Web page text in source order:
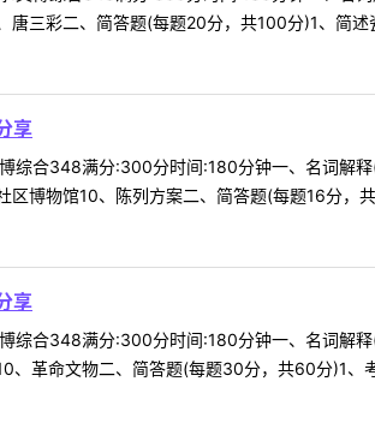
三彩二、简答题(每题20分，共100分)1、简述
享
综合348满分:300分时间:180分钟一、名词解
博物馆10、陈列方案二、简答题(每题16分，
享
综合348满分:300分时间:180分钟一、名词解
、革命文物二、简答题(每题30分，共60分)1、